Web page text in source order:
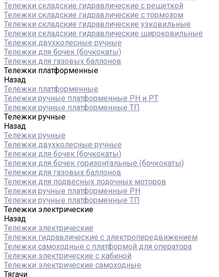
Тележки складские гидравлические с решеткой
Тележки складские гидравлические с тормозом
Тележки складские гидравлические узковильные
Тележки складские гидравлические широковильные
Тележки двухколесные ручные
Тележки для бочек (бочкокаты)
Тележки для газовых баллонов
Тележки платформенные
Назад
Тележки платформенные
Тележки ручные платформенные PH и PT
Тележки ручные платформенные ТП
Тележки ручные
Назад
Тележки ручные
Тележки двухколесные ручные
Тележки для бочек (бочкокаты)
Тележки для бочек горизонтальные (бочкокаты)
Тележки для газовых баллонов
Тележки для подвесных лодочных моторов
Тележки ручные платформенные PH
Тележки ручные платформенные ТП
Тележки электрические
Назад
Тележки электрические
Тележки гидравлические с электропередвижением
Тележки самоходные с платформой для оператора
Тележки электрические с кабиной
Тележки электрические самоходные
Тягачи